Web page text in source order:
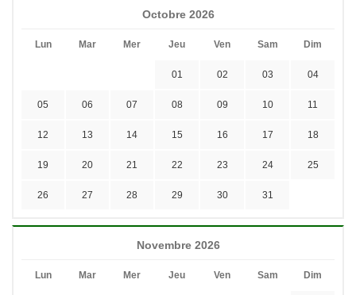
Octobre 2026
Lun Mar Mer Jeu Ven Sam Dim
01 02 03 04
05 06 07 08 09 10 11
12 13 14 15 16 17 18
19 20 21 22 23 24 25
26 27 28 29 30 31
Novembre 2026
Lun Mar Mer Jeu Ven Sam Dim